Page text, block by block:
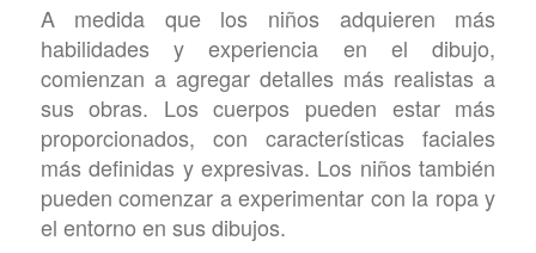
A medida que los niños adquieren más
habilidades y experiencia en el dibujo,
comienzan a agregar detalles más realistas a
sus obras. Los cuerpos pueden estar más
proporcionados, con características faciales
más definidas y expresivas. Los niños también
pueden comenzar a experimentar con la ropa y
el entorno en sus dibujos.